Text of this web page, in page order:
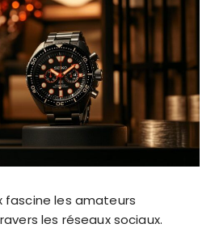
fascine les amateurs
les réseaux sociaux.